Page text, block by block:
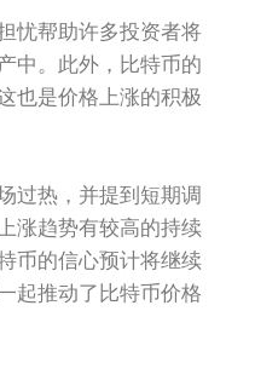
忧帮助许多投资者将
中。此外，比特币的
也是价格上涨的积极
过热，并提到短期调
涨趋势有较高的持续
币的信心预计将继续
起推动了比特币价格